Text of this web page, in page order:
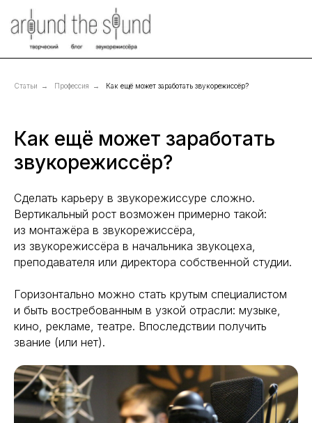
Статьи → Профессия → Как ещё может заработать звукорежиссёр?
Как ещё может заработать
звукорежиссёр?
Сделать карьеру в звукорежиссуре сложно.
Вертикальный рост возможен примерно такой:
из монтажёра в звукорежиссёра,
из звукорежиссёра в начальника звукоцеха,
преподавателя или директора собственной студии.
Горизонтально можно стать крутым специалистом
и быть востребованным в узкой отрасли: музыке,
кино, рекламе, театре. Впоследствии получить
звание (или нет).